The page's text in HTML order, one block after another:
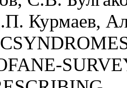
Курмаев,